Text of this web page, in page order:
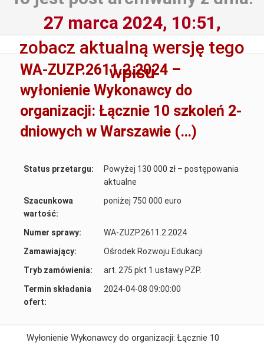
27 marca 2024, 10:51,
zobacz aktualną wersję tego
wpisu
WA-ZUZP.2611.2.2024 –
wyłonienie Wykonawcy do
organizacji: Łącznie 10 szkoleń 2-
dniowych w Warszawie (…)
Status przetargu:
Powyżej 130 000 zł – postępowania
aktualne
Szacunkowa
wartość:
poniżej 750 000 euro
Numer sprawy:
WA-ZUZP.2611.2.2024
Zamawiający:
Ośrodek Rozwoju Edukacji
Tryb zamówienia:
art. 275 pkt 1 ustawy PZP.
Termin składania
ofert:
2024-04-08 09:00:00
Wyłonienie Wykonawcy do organizacji: Łącznie 10